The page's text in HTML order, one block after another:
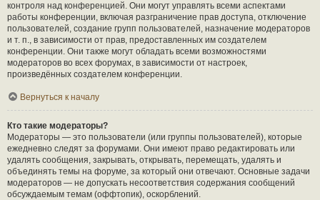
контроля над конференцией. Они могут управлять всеми аспектами
работы конференции, включая разграничение прав доступа, отключение
пользователей, создание групп пользователей, назначение модераторов
и т. п., в зависимости от прав, предоставленных им создателем
конференции. Они также могут обладать всеми возможностями
модераторов во всех форумах, в зависимости от настроек,
произведённых создателем конференции.
Вернуться к началу
Кто такие модераторы?
Модераторы — это пользователи (или группы пользователей), которые
ежедневно следят за форумами. Они имеют право редактировать или
удалять сообщения, закрывать, открывать, перемещать, удалять и
объединять темы на форуме, за который они отвечают. Основные задачи
модераторов — не допускать несоответствия содержания сообщений
обсуждаемым темам (оффтопик), оскорблений.